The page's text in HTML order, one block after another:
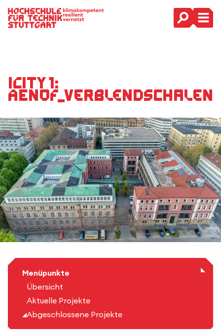
Hauptnavigation
iCity 1:
AenoF_Verblendschalen
Menüpunkte
Übersicht
Aktuelle Projekte
Abgeschlossene Projekte